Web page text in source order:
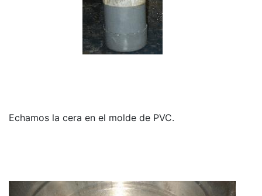
Echamos la cera en el molde de PVC.